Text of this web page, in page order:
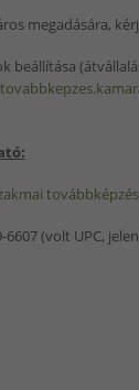
megadására,
beállítása
(volt UPC,